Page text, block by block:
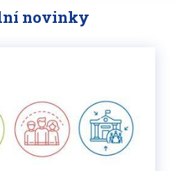
novinky